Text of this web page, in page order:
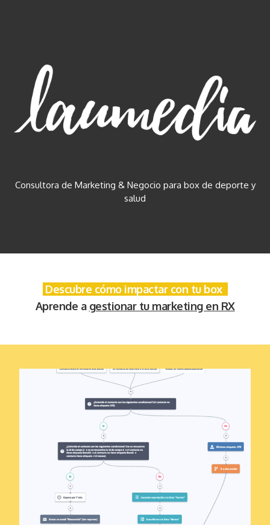
Consultora de Marketing & Negocio para box de deporte y
salud
Descubre cómo impactar con tu box
Aprende a gestionar tu marketing en RX